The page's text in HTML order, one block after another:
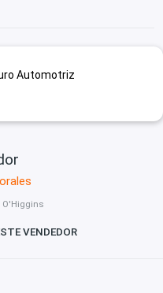
Automotriz
O'Higgins
VENDEDOR